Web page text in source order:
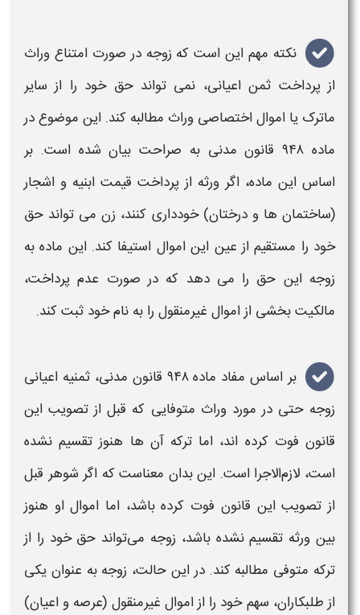
نکته مهم این است که زوجه در صورت امتناع وراث
از پرداخت ثمن اعیانی، نمی تواند حق خود را از سایر
ماترک یا اموال اختصاصی وراث مطالبه کند. این موضوع در
ماده ۹۴۸ قانون مدنی به صراحت بیان شده است. بر
اساس این ماده، اگر ورثه از پرداخت قیمت ابنیه و اشجار
(ساختمان ها و درختان) خودداری کنند، زن می تواند حق
خود را مستقیم از عین این اموال استیفا کند. این ماده به
زوجه این حق را می دهد که در صورت عدم پرداخت،
مالکیت بخشی از اموال غیرمنقول را به نام خود ثبت کند.
بر اساس مفاد ماده ۹۴۸ قانون مدنی،
ثمنیه اعیانی
زوجه حتی در مورد وراث متوفایی که قبل از تصویب این
قانون فوت کرده‌ اند، اما ترکه آن‌ ها هنوز تقسیم نشده
است، لازم‌الاجرا است. این بدان معناست که اگر شوهر قبل
از تصویب این قانون فوت کرده باشد، اما اموال او هنوز
بین ورثه تقسیم نشده باشد، زوجه می‌تواند حق خود را از
ترکه متوفی مطالبه کند. در این حالت، زوجه به عنوان یکی
از طلبکاران، سهم خود را از اموال غیرمنقول (عرصه و اعیان)